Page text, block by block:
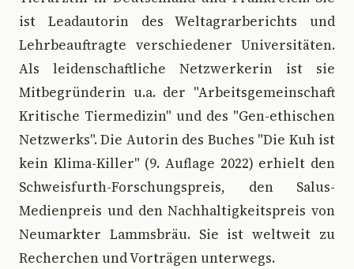
ist Leadautorin des Weltagrarberichts und
Lehrbeauftragte verschiedener Universitäten.
Als leidenschaftliche Netzwerkerin ist sie
Mitbegründerin u.a. der "Arbeitsgemeinschaft
Kritische Tiermedizin" und des "Gen-ethischen
Netzwerks". Die Autorin des Buches "Die Kuh ist
kein Klima-Killer" (9. Auflage 2022) erhielt den
Schweisfurth-Forschungspreis, den Salus-
Medienpreis und den Nachhaltigkeitspreis von
Neumarkter Lammsbräu. Sie ist weltweit zu
Recherchen und Vorträgen unterwegs.